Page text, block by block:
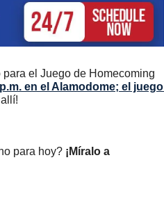
el Juego de Homecoming
en el Alamodome; el juego
para hoy? ¡Míralo a